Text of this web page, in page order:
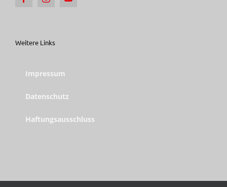
Weitere Links
Impressum
Datenschutz
Haftungsausschluss